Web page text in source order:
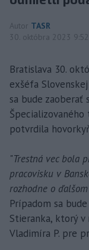
Autor TASR
30. októbra 2023 9:52
Bratislava 30.
exšéfa
sa bude zaoberať
Špecializovaného
potvrdila
"Trestná vec bola
pracovisku v
rozhodne o
Prípadom sa
Stieranka, ktorý
Vladimíra P. pre